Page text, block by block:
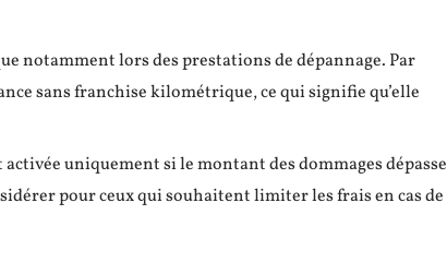
notamment lors des prestations de dépannage. Par
sans franchise kilométrique, ce qui signifie qu’elle
activée uniquement si le montant des dommages dépasse
pour ceux qui souhaitent limiter les frais en cas de